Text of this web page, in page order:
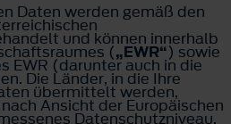
Daten werden gemäß den
und können innerhalb
(„EWR“) sowie
EWR (darunter auch in die
Die Länder, in die Ihre
übermittelt werden,
Ansicht der Europäischen
Datenschutzniveau.